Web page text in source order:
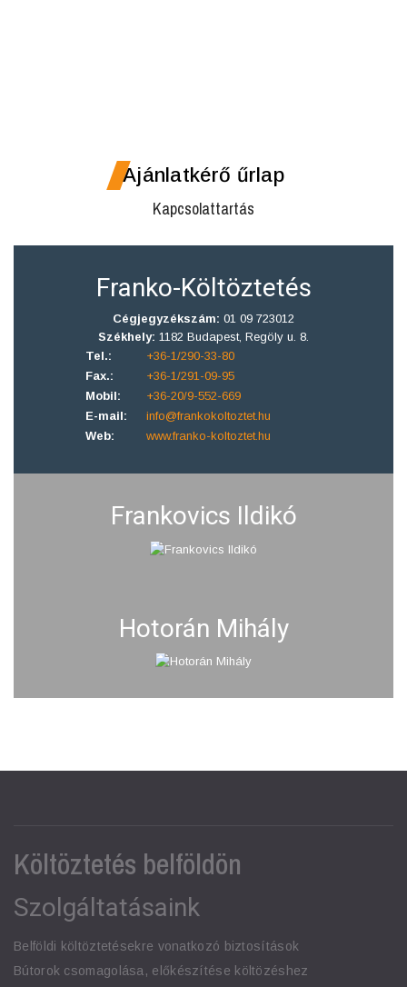
Ajánlatkérő űrlap
Kapcsolattartás
Frankovics Ildikó
Franko-Költöztetés
Cégjegyzékszám: 01 09 723012
Székhely: 1182 Budapest, Regöly u. 8.
Tel.:
+36-1/290-33-80
Fax.:
+36-1/291-09-95
Mobil:
+36-20/9-552-669
E-mail:
info@frankokoltoztet.hu
Web:
www.franko-koltoztet.hu
Hotorán Mihály
Költöztetés belföldön
Szolgáltatásaink
Belföldi költöztetésekre vonatkozó biztosítások
Bútorok csomagolása, előkészítése költözéshez